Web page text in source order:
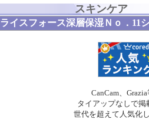
スキンケア
ライスフォース深層保湿Ｎｏ．11
CanCam、
タイアップなしで掲
世代を超えて人気化